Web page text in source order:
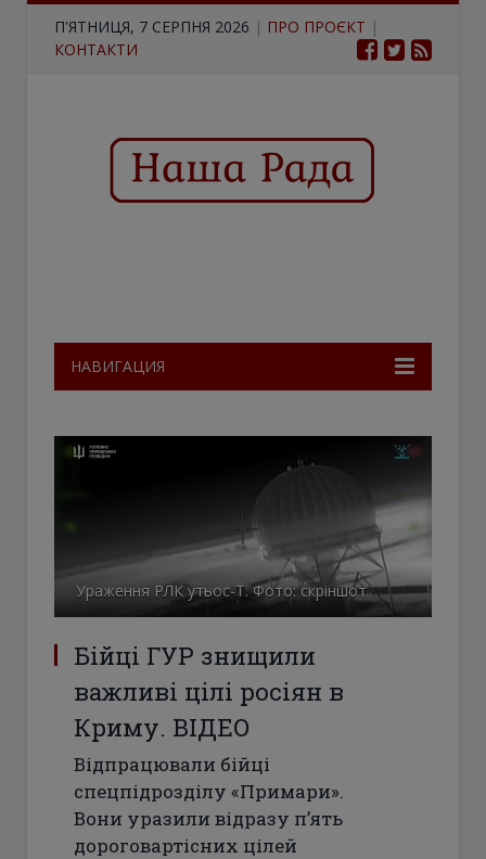
П'ЯТНИЦЯ, 7 СЕРПНЯ 2026 | ПРО ПРОЄКТ |
КОНТАКТИ
НАВИГАЦИЯ
Ураження РЛК утьос-Т. Фото: скріншот
Бійці ГУР знищили
важливі цілі росіян в
Криму. ВІДЕО
Відпрацювали бійці
спецпідрозділу «Примари».
Вони уразили відразу п’ять
дороговартісних цілей